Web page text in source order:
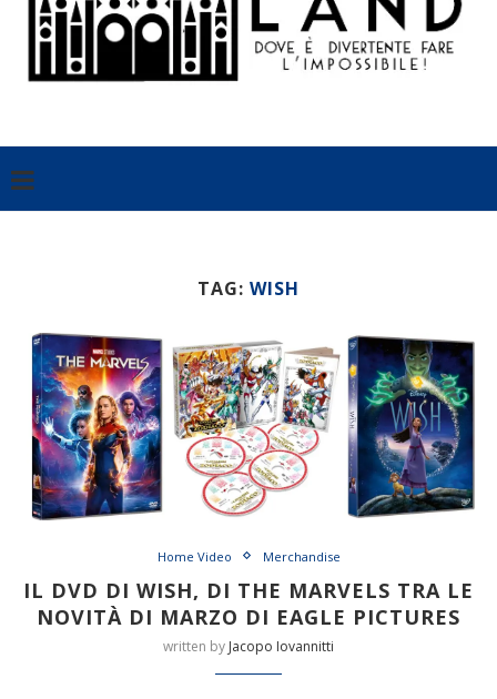
TAG: WISH
Home Video Merchandise
IL DVD DI WISH, DI THE MARVELS TRA LE
NOVITÀ DI MARZO DI EAGLE PICTURES
written by Jacopo Iovannitti